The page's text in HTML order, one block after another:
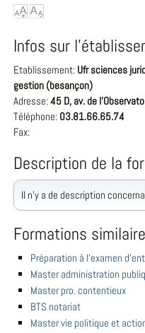
Infos sur
Etablissement: Ufr sciences
gestion (besançon)
Adresse:45 D, av. de
Téléphone: 03.81.66.65.74
Fax:
Description de la
Il n'y a de description
Formations
Préparation à l'examen
Master administration
Master pro. contentieux
BTS notariat
Master vie politique et